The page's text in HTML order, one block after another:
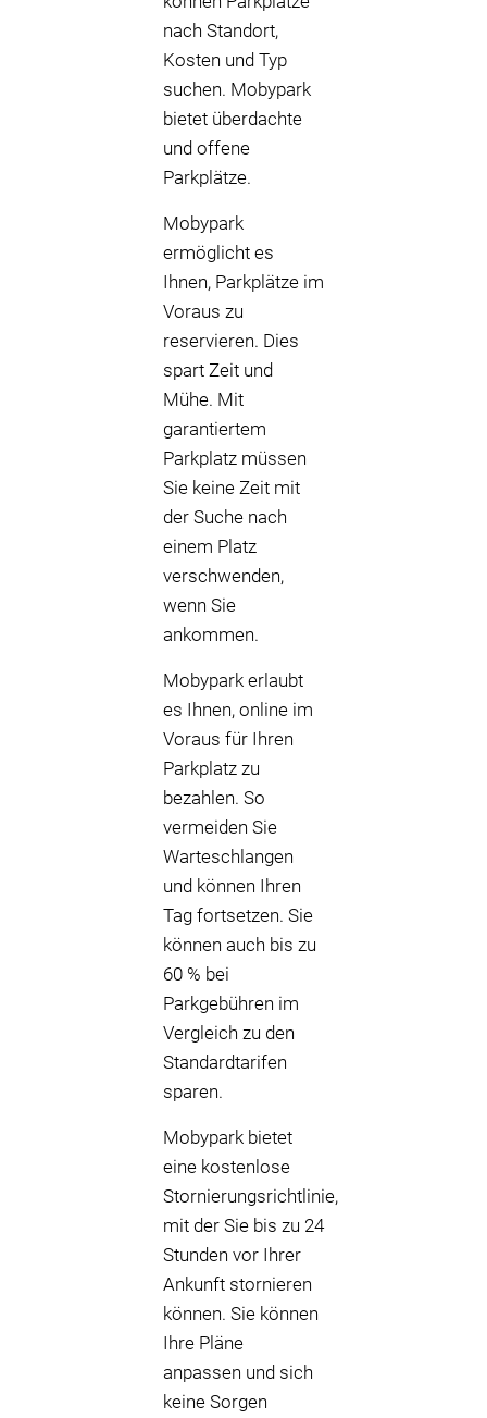
nach Standort,
Kosten und Typ
suchen. Mobypark
bietet überdachte
und offene
Parkplätze.
Mobypark
ermöglicht es
Ihnen, Parkplätze im
Voraus zu
reservieren. Dies
spart Zeit und
Mühe. Mit
garantiertem
Parkplatz müssen
Sie keine Zeit mit
der Suche nach
einem Platz
verschwenden,
wenn Sie
ankommen.
Mobypark erlaubt
es Ihnen, online im
Voraus für Ihren
Parkplatz zu
bezahlen. So
vermeiden Sie
Warteschlangen
und können Ihren
Tag fortsetzen. Sie
können auch bis zu
60 % bei
Parkgebühren im
Vergleich zu den
Standardtarifen
sparen.
Mobypark bietet
eine kostenlose
Stornierungsrichtlinie,
mit der Sie bis zu 24
Stunden vor Ihrer
Ankunft stornieren
können. Sie können
Ihre Pläne
anpassen und sich
keine Sorgen